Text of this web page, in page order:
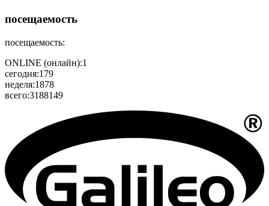
посещаемость
посещаемость:
ONLINE (онлайн):1
сегодня:179
неделя:1878
всего:3188149